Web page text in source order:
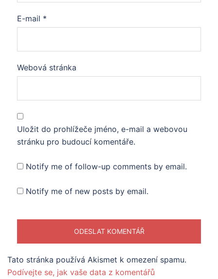
E-mail *
Webová stránka
Uložit do prohlížeče jméno, e-mail a webovou
stránku pro budoucí komentáře.
Notify me of follow-up comments by email.
Notify me of new posts by email.
Tato stránka používá Akismet k omezení spamu.
Podívejte se, jak vaše data z komentářů